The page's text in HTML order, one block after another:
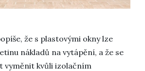
že s plastovými okny lze
nákladů na vytápění, a že se
vyměnit kvůli izolačním